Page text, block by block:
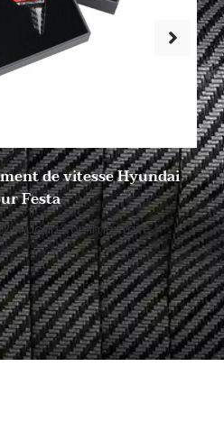
de vitesse Hyundai
Festa
Aucun commentaire